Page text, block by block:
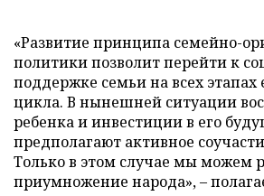
«Развитие принципа семейно-
политики позволит перейти к
поддержке семьи на всех этапах
цикла. В нынешней ситуации
ребенка и инвестиции в его
предполагают активное
Только в этом случае мы можем
приумножение народа», –